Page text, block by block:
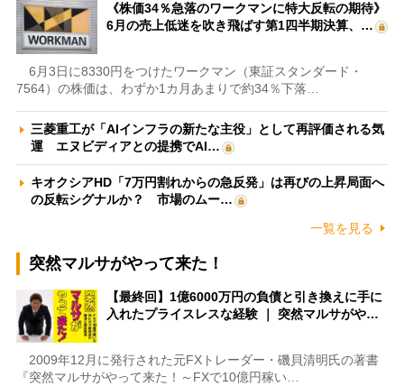
《株価34％急落のワークマンに特大反転の期待》
6月の売上低迷を吹き飛ばす第1四半期決算、…
6月3日に8330円をつけたワークマン（東証スタンダード・
7564）の株価は、わずか1カ月あまりで約34％下落…
三菱重工が「AIインフラの新たな主役」として再評価される気
運 エヌビディアとの提携でAI…
キオクシアHD「7万円割れからの急反発」は再びの上昇局面へ
の反転シグナルか？ 市場のムー…
一覧を見る
突然マルサがやって来た！
【最終回】1億6000万円の負債と引き換えに手に
入れたプライスレスな経験 ｜ 突然マルサがや…
2009年12月に発行された元FXトレーダー・磯貝清明氏の著書
『突然マルサがやって来た！～FXで10億円稼い…